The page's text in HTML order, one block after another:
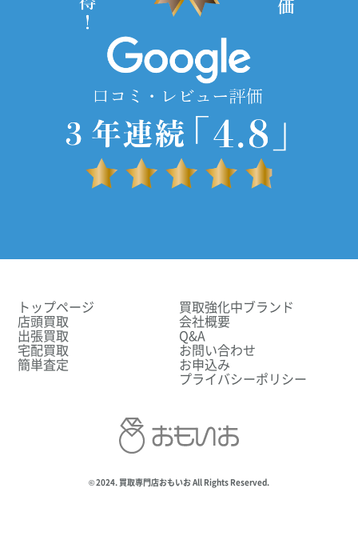
トップページ
店頭買取
出張買取
宅配買取
簡単査定
買取強化中ブランド
会社概要
Q&A
お問い合わせ
お申込み
プライバシーポリシー
© 2024. 買取専門店おもいお All Rights Reserved.